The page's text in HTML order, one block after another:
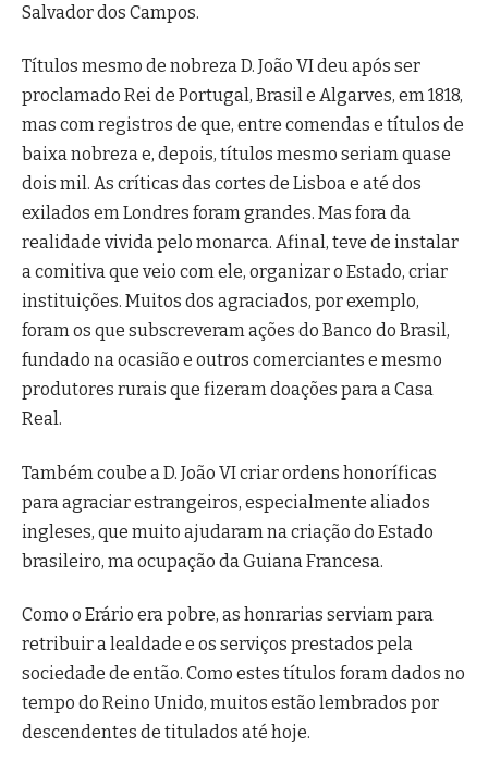
Salvador dos Campos.
Títulos mesmo de nobreza D. João VI deu após ser
proclamado Rei de Portugal, Brasil e Algarves, em 1818,
mas com registros de que, entre comendas e títulos de
baixa nobreza e, depois, títulos mesmo seriam quase
dois mil. As críticas das cortes de Lisboa e até dos
exilados em Londres foram grandes. Mas fora da
realidade vivida pelo monarca. Afinal, teve de instalar
a comitiva que veio com ele, organizar o Estado, criar
instituições. Muitos dos agraciados, por exemplo,
foram os que subscreveram ações do Banco do Brasil,
fundado na ocasião e outros comerciantes e mesmo
produtores rurais que fizeram doações para a Casa
Real.
Também coube a D. João VI criar ordens honoríficas
para agraciar estrangeiros, especialmente aliados
ingleses, que muito ajudaram na criação do Estado
brasileiro, ma ocupação da Guiana Francesa.
Como o Erário era pobre, as honrarias serviam para
retribuir a lealdade e os serviços prestados pela
sociedade de então. Como estes títulos foram dados no
tempo do Reino Unido, muitos estão lembrados por
descendentes de titulados até hoje.